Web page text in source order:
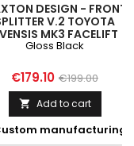
DESIGN - FRONT
V.2 TOYOTA
MK3 FACELIFT
GLOSS BLACK
Gloss Black
Price
€179.10 Regular
price
€199.00
 Add to cart
manufacturing